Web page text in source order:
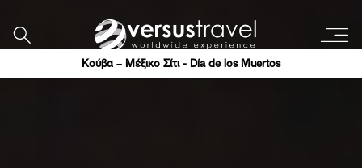
Κούβα – Μέξικο Σίτι - Día de los Muertos